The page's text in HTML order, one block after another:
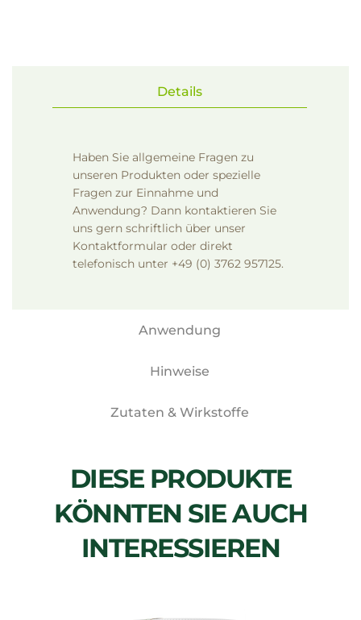
Details
Haben Sie allgemeine Fragen zu
unseren Produkten oder spezielle
Fragen zur Einnahme und
Anwendung? Dann kontaktieren Sie
uns gern schriftlich über unser
Kontaktformular oder direkt
telefonisch unter +49 (0) 3762 957125.
Anwendung
Hinweise
Zutaten & Wirkstoffe
DIESE PRODUKTE
KÖNNTEN SIE AUCH
INTERESSIEREN